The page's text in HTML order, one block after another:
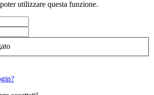
utilizzare questa funzione.